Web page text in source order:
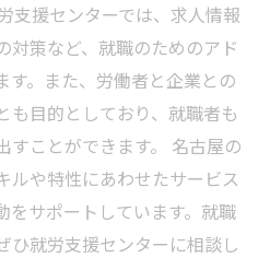
支援センターでは、求人情報
対策など、就職のためのアド
す。また、労働者と企業との
も目的としており、就職者も
すことができます。 名古屋の
ルや特性にあわせたサービス
をサポートしています。就職
ひ就労支援センターに相談し